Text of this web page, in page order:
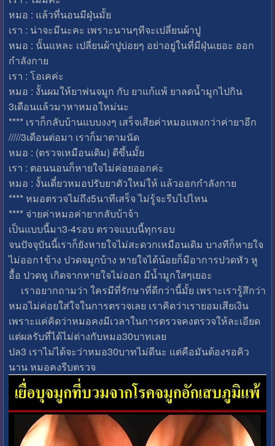
หมอ : แล้วที่นอนมีฝุ่นมั้ย
เรา : น่าจะมีนะคะ เพราะนานๆทีจะเปลี่ยนผ้าปู
หมอ : นั้นแหละ เปลี่ยนผ้าปูบ่อยๆ อย่าอยู่ในที่มีฝุ่นเยอะ ออก
กำลังกาย
เรา : โอเคค่ะ
หมอ : งั้นผมให้ยาพ่นจมูก กับ ยาแก้แพ้ ยาลดน้ำมูกไปกิน
3เดือนแล้วมาหาหมอใหม่นะ
**** เราก็กลับบ้านแบบงงๆ เสร็จเสียค่าหมอแพงกว่าค่ายาอีก
/////3เดือนต่อมา เราก็มาตามนัด
หมอ : (ตรวจเหมือนเดิม) ดีขึ้นมั้ย
เรา : ตอนนอนก็หายใจไม่ค่อยออกค่ะ
หมอ : งั้นเดี๋ยวหมอปรับยาตัวใหม่ให้ แล้วออกกำลังกาย
**** หมอตรวจไม่ถึง5นาทีเสร็จ ไม่รู้จะรีบไปไหน
**** จ่ายค่าหมอค่ายากลับบ้าจ้า
เป็นแบบนี้มา3-4รอบ ตรวจแบบนี้ทุกรอบ
จนปัจจุบันนี้เราก็ยังหายใจไม่สะดวกเหมือนเดิม บางทีก็หายใจ
ไม่ออก1ข้าง ปวดจมูกบ้าง หายใจได้น้อยก็มีอาการปวดหัว หู
อื้อ ปวดหู เกิดจากหายใจไม่ออก มีน้ำมูกใสๆเยอะ
เราอยากถามว่า ใครมีที่รักษาที่ดีกว่านี้มั้ย เพราะเรารู้สึกว่า
หมอไม่ค่อยใส่ใจในการตรวจเลย เราคิดว่าเรายอมเสียเงิน
เพราะแค่คิดว่าหมอคงมีเวลาในการตรวจคงตรวจให้ละเอียด
แต่ผลรับที่ได้ไม่ต่างกับหมอ30บาทเลย
ปล3 เราไม่ได้จะว่าหมอ30บาทไม่ดีนะ แต่คือมันต้องรอคิว
นาน หมอคงรีบตรวจ